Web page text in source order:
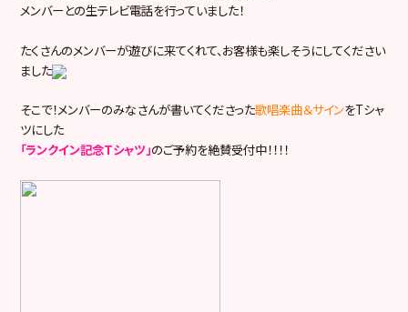
メンバーとの生テレビ電話を行っていました！
たくさんのメンバーが遊びに来てくれて、お客様も楽しそうにしてください
ました
そこで！メンバーのみなさんが書いてくださった歌唱楽曲＆サインをTシャ
ツにした
「ランクイン記念Tシャツ」のご予約を絶賛受付中！！！！